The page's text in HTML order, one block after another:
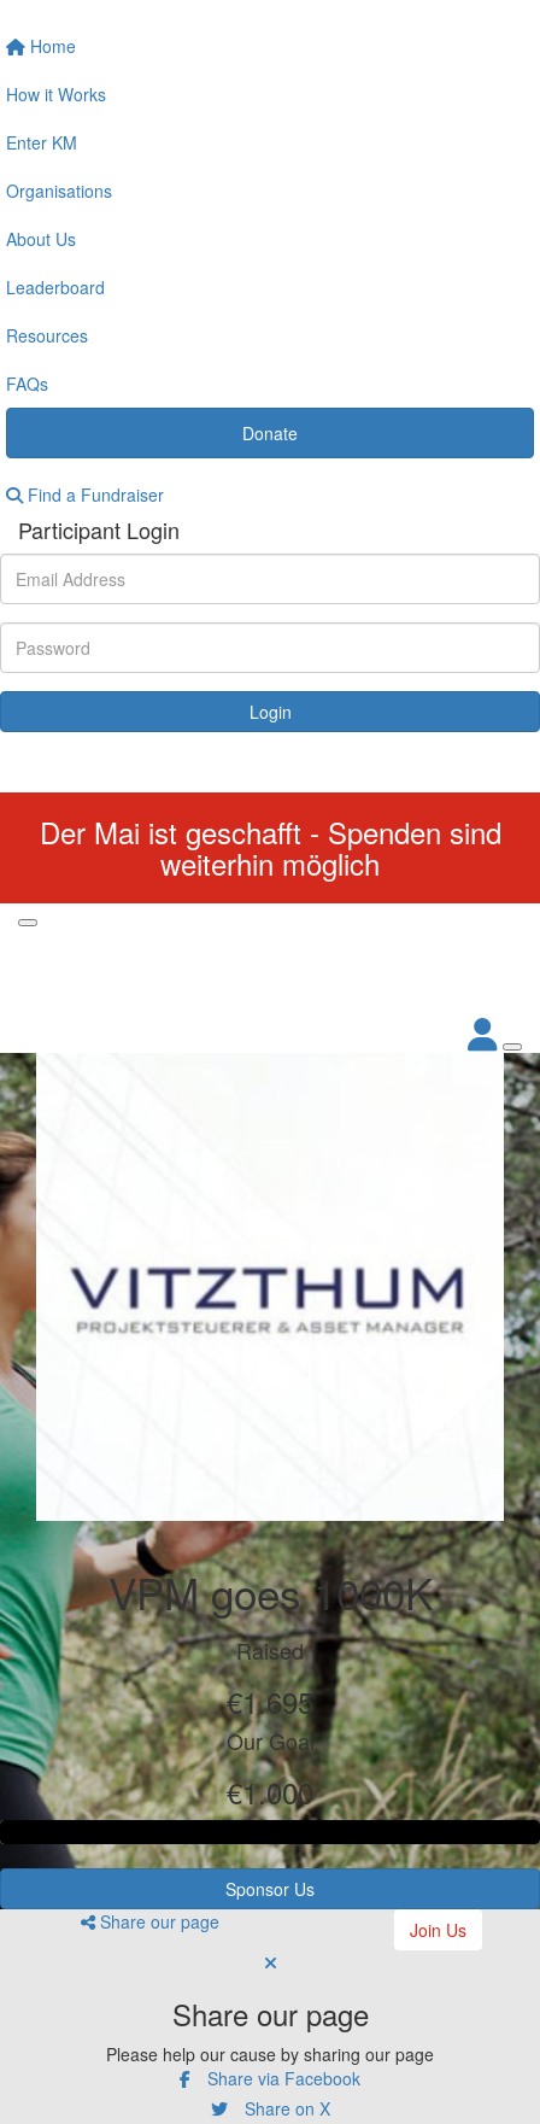
Home
How it Works
Enter KM
Organisations
About Us
Leaderboard
Resources
FAQs
Donate
Find a Fundraiser
Participant Login
Login
Der Mai ist geschafft - Spenden sind
weiterhin möglich
VPM goes 1000K
Raised
€1.695
Our Goal
€1.000
Sponsor Us
Share our page
Join Us
Share our page
Please help our cause by sharing our page
Share via Facebook
Share on X